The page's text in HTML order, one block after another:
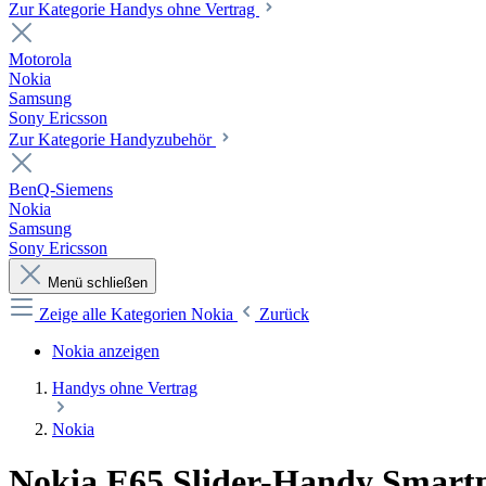
Zur Kategorie Handys ohne Vertrag
Motorola
Nokia
Samsung
Sony Ericsson
Zur Kategorie Handyzubehör
BenQ-Siemens
Nokia
Samsung
Sony Ericsson
Menü schließen
Zeige alle Kategorien Nokia
Zurück
Nokia anzeigen
Handys ohne Vertrag
Nokia